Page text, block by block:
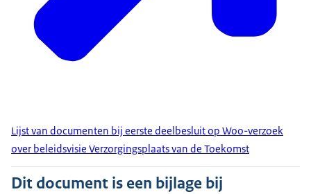
Lijst van documenten bij eerste deelbesluit op Woo-verzoek
over beleidsvisie Verzorgingsplaats van de Toekomst
Dit document is een bijlage bij